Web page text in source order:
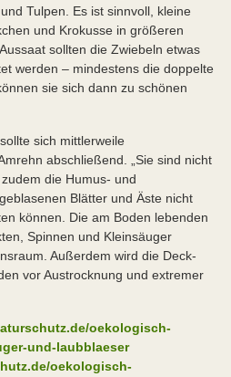
Tulpen. Es ist sinnvoll, kleine
und Krokusse in größeren
sollten die Zwiebeln etwas
werden – mindestens die doppelte
sie sich dann zu schönen
sich mittlerweile
abschließend. „Sie sind nicht
die Humus- und
Blätter und Äste nicht
können. Die am Boden lebenden
Spinnen und Kleinsäuger
Außerdem wird die Deck-
vor Austrocknung und extremer
oekologisch-
und-laubblaeser
oekologisch-